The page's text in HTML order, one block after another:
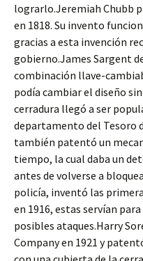
lograrlo.Jeremiah Chubb
en 1818. Su invento
gracias a esta invención
gobierno.James Sargent
combinación llave-
podía cambiar el diseño
cerradura llegó a ser
departamento del Tesoro
también patentó un
tiempo, la cual daba un
antes de volverse a
policía, inventó las
en 1916, estas servían
posibles ataques.Harry
Company en 1921 y